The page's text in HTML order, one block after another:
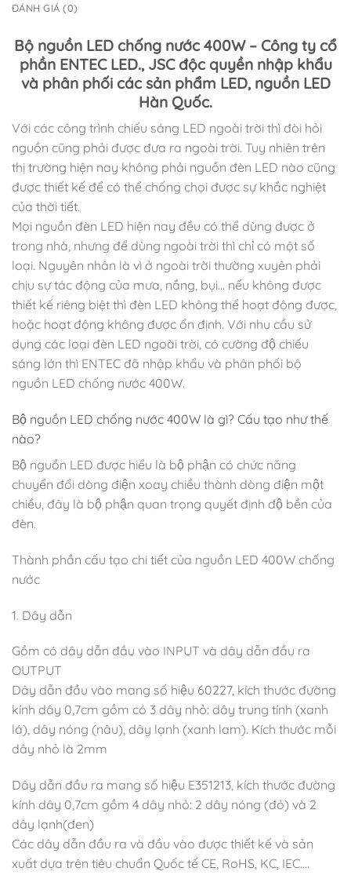
ĐÁNH GIÁ (0)
Bộ nguồn LED chống nước 400W – Công ty cổ
phần ENTEC LED., JSC độc quyền nhập khẩu
và phân phối các sản phẩm LED, nguồn LED
Hàn Quốc.
Với các công trình chiếu sáng LED ngoài trời thì đòi hỏi
nguồn cũng phải được đưa ra ngoài trời. Tuy nhiên trên
thị trường hiện nay không phải nguồn đèn LED nào cũng
được thiết kế để có thể chống chọi được sự khắc nghiệt
của thời tiết.
Mọi nguồn đèn LED hiện nay đều có thể dùng được ở
trong nhà, nhưng để dùng ngoài trời thì chỉ có một số
loại. Nguyên nhân là vì ở ngoài trời thường xuyên phải
chịu sự tác động của mưa, nắng, bụi… nếu không được
thiết kế riêng biệt thì đèn LED không thể hoạt động được,
hoặc hoạt động không được ổn định. Với nhu cầu sử
dụng các loại đèn LED ngoài trời, có cường độ chiếu
sáng lớn thì ENTEC đã nhập khẩu và phân phối bộ
nguồn LED chống nước 400W.
Bộ nguồn LED chống nước 400W là gì? Cấu tạo như thế
nào?
Bộ nguồn LED được hiểu là bộ phận có chức năng
chuyển đổi dòng điện xoay chiều thành dòng điện một
chiều, đây là bộ phận quan trọng quyết định độ bền của
đèn.
Thành phần cấu tạo chi tiết của nguồn LED 400W chống
nước
1. Dây dẫn
Gồm có dây dẫn đầu vào INPUT và dây dẫn đầu ra
OUTPUT
Dây dẫn đầu vào mang số hiệu 60227, kích thước đường
kính dây 0,7cm gồm có 3 dây nhỏ: dây trung tính (xanh
lá), dây nóng (nâu), dây lạnh (xanh lam). Kích thước mỗi
dây nhỏ là 2mm
Dây dẫn đầu ra mang số hiệu E351213, kích thước đường
kính dây 0,7cm gồm 4 dây nhỏ: 2 dây nóng (đỏ) và 2
dây lạnh(đen)
Các dây dẫn đầu ra và đầu vào được thiết kế và sản
xuất dựa trên tiêu chuẩn Quốc tế CE, RoHS, KC, IEC….